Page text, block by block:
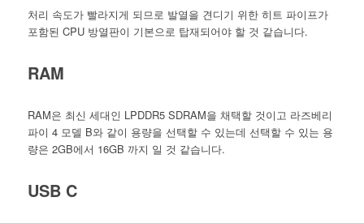
처리 속도가 빨라지게 되므로 발열을 견디기 위한 히트 파이프가
포함된 CPU 방열판이 기본으로 탑재되어야 할 것 같습니다.
RAM
RAM은 최신 세대인 LPDDR5 SDRAM을 채택할 것이고 라즈베리
파이 4 모델 B와 같이 용량을 선택할 수 있는데 선택할 수 있는 용
량은 2GB에서 16GB 까지 일 것 같습니다.
USB C